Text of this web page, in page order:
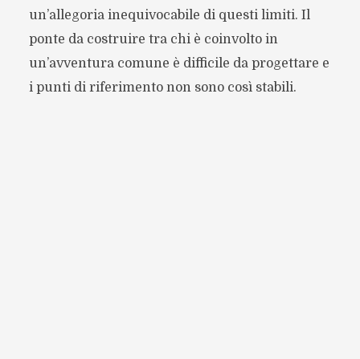
un’allegoria inequivocabile di questi limiti. Il
ponte da costruire tra chi è coinvolto in
un’avventura comune è difficile da progettare e
i punti di riferimento non sono così stabili.